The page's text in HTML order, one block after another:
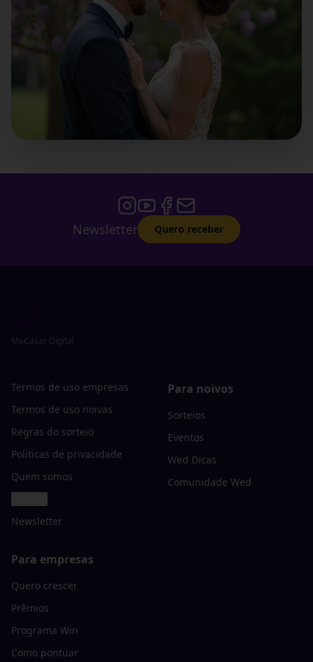
Newsletter Quero receber
MeCasar Digital
Termos de uso empresas
Termos de uso noivas
Regras do sorteio
Políticas de privacidade
Quem somos
Newsletter
Para noivos
Sorteios
Eventos
Wed Dicas
Comunidade Wed
Para empresas
Quero crescer
Prêmios
Programa Win
Como pontuar